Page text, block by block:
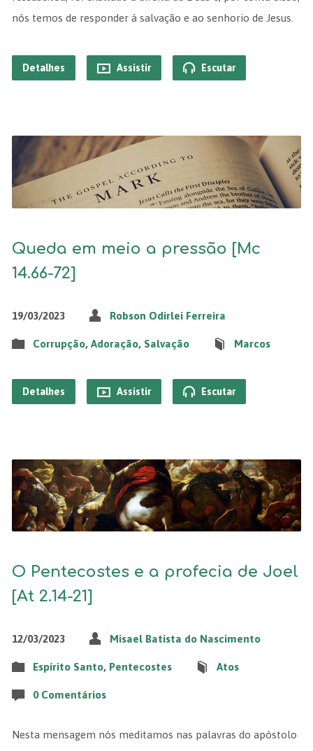
nós temos de responder à salvação e ao senhorio de Jesus.
Detalhes Assistir Escutar
Queda em meio a pressão [Mc
14.66-72]
19/03/2023 Robson Odirlei Ferreira
Corrupção, Adoração, Salvação Marcos
Detalhes Assistir Escutar
O Pentecostes e a profecia de Joel
[At 2.14-21]
12/03/2023 Misael Batista do Nascimento
Espírito Santo, Pentecostes Atos
0 Comentários
Nesta mensagem nós meditamos nas palavras do apóstolo